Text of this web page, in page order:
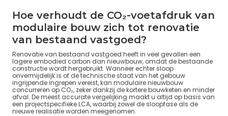
Hoe verhoudt de CO₂-voetafdruk van
modulaire bouw zich tot renovatie
van bestaand vastgoed?
Renovatie van bestaand vastgoed heeft in veel gevallen een
lagere embodied carbon dan nieuwbouw, omdat de bestaande
constructie wordt hergebruikt. Wanneer echter sloop
onvermijdelijk is of de technische staat van het gebouw
ingrijpende ingrepen vereist, kan modulaire nieuwbouw
concurreren op CO₂, zeker dankzij de kortere bouwketen en minder
afval. De meest accurate vergelijking maakt u altijd op basis van
een projectspecifieke LCA, waarbij zowel de sloopfase als de
nieuwe realisatie worden meegenomen.